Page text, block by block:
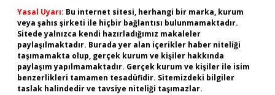
Yasal Uyarı: Bu internet sitesi, herhangi bir marka, kurum
veya şahıs şirketi ile hiçbir bağlantısı bulunmamaktadır.
Sitede yalnızca kendi hazırladığımız makaleler
paylaşılmaktadır. Burada yer alan içerikler haber niteliği
taşımamakta olup, gerçek kurum ve kişiler hakkında
paylaşım yapılmamaktadır. Gerçek kurum ve kişiler ile isim
benzerlikleri tamamen tesadüfidir. Sitemizdeki bilgiler
taslak halindedir ve tavsiye niteliği taşımazlar.